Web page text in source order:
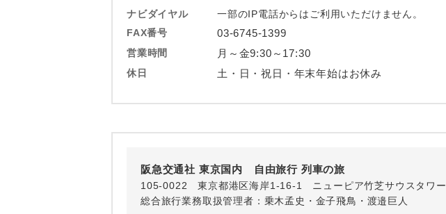
ナビダイヤル
一部のIP電話からはご利用いただけません。
FAX番号
03-6745-1399
営業時間 月～金9:30～17:30
休日 土・日・祝日・年末年始はお休み
阪急交通社 東京国内 自由旅行 列車の旅
105-0022 東京都港区海岸1-16-1 ニューピア竹芝サウスタワー
総合旅行業務取扱管理者：乗木孟史・金子飛鳥・渡邉巨人